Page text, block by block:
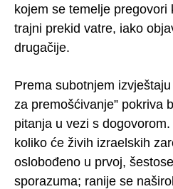
kojem se temelje
trajni prekid vatre, iako
drugačije.
Prema subotnjem
za premošćivanje” pokriva
pitanja u vezi s
koliko će živih izraelskih
oslobođeno u prvoj,
sporazuma; ranije se